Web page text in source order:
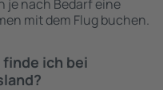
je nach Bedarf eine
mit dem Flug buchen.
ich bei